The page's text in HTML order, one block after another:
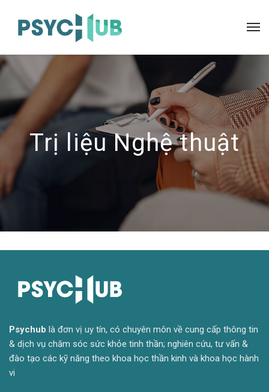
Trị liệu Nghệ thuật
Psychub là đơn vị uy tín, có chuyên môn về cung cấp thông tin
& dịch vụ chăm sóc sức khỏe tinh thần; nghiên cứu, tư vấn &
đào tạo các kỹ năng theo khoa học thần kinh và khoa học hành
vi